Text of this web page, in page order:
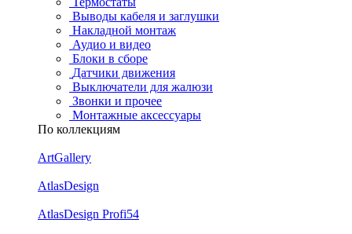
Выводы кабеля и заглушки
Накладной монтаж
Аудио и видео
Блоки в сборе
Датчики движения
Выключатели для жалюзи
Звонки и прочее
Монтажные аксессуары
По коллекциям
ArtGallery
AtlasDesign
AtlasDesign Profi54